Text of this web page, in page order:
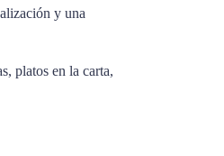
y una
platos en la carta,